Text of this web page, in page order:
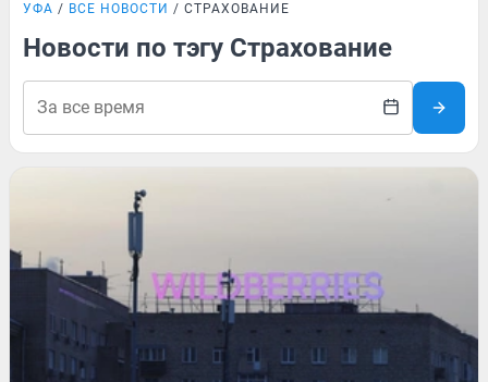
УФА ВСЕ НОВОСТИ СТРАХОВАНИЕ
Новости по тэгу Страхование